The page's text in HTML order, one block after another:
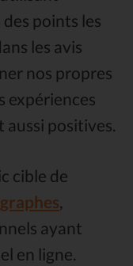
points les
les avis
nos propres
expériences
positives.
cible de
,
ayant
en ligne.